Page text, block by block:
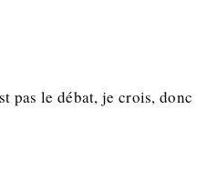
pas le débat, je crois, donc